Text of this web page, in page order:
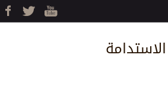
Jump to navigation
الاستدامة